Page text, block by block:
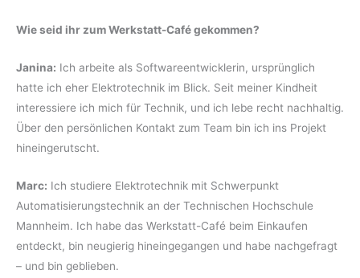
Wie seid ihr zum Werkstatt-Café gekommen?
Janina: Ich arbeite als Softwareentwicklerin, ursprünglich
hatte ich eher Elektrotechnik im Blick. Seit meiner Kindheit
interessiere ich mich für Technik, und ich lebe recht nachhaltig.
Über den persönlichen Kontakt zum Team bin ich ins Projekt
hineingerutscht.
Marc: Ich studiere Elektrotechnik mit Schwerpunkt
Automatisierungstechnik an der Technischen Hochschule
Mannheim. Ich habe das Werkstatt-Café beim Einkaufen
entdeckt, bin neugierig hineingegangen und habe nachgefragt
– und bin geblieben.